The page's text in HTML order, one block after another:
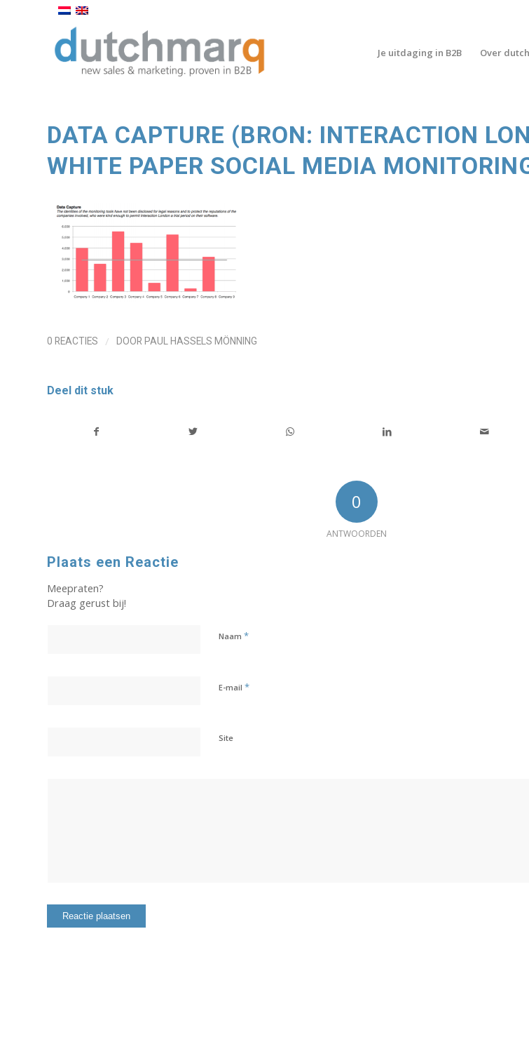
Je uitdaging in B2B Over
DATA CAPTURE (BRON: INTERACTION
WHITE PAPER SOCIAL MEDIA
0 REACTIES / DOOR PAUL HASSELS MÖNNING
Deel dit stuk
0
ANTWOORDEN
Plaats een Reactie
Meepraten?
Draag gerust bij!
Naam *
E-mail *
Site